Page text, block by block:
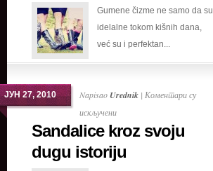
praktične,
a
moderne
Gumene čizme ne samo da su
idelalne tokom kišnih dana,
već su i perfektan...
ЈУН 27, 2010 Napisao Urednik | Коментари су
искљученина
Sandalice
Sandalice kroz svoju
dugu istoriju